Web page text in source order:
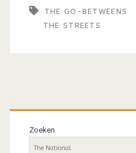
THE GO-BETWEENS
THE STREETS
Primaire
sidebar
Zoeken